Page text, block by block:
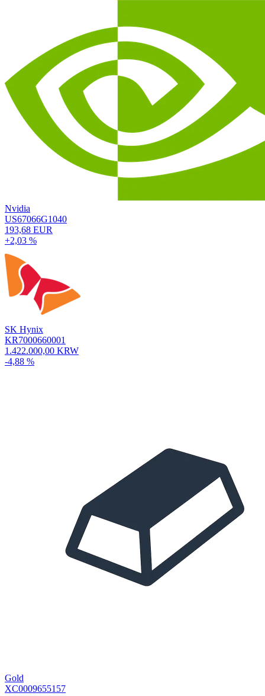
Nvidia
US67066G1040
193,68 EUR
+2,03 %
SK Hynix
KR7000660001
1.422.000,00 KRW
-4,88 %
Gold
XC0009655157